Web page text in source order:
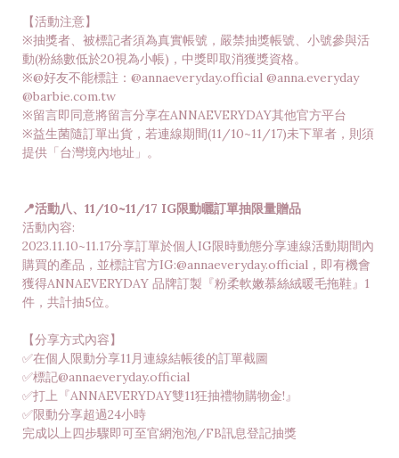
【活動注意】
※抽獎者、被標記者須為真實帳號，嚴禁抽獎帳號、小號參與活
動(粉絲數低於20視為小帳)，中獎即取消獲獎資格。
※@好友不能標註：@annaeveryday.official @anna.everyday
@barbie.com.tw
※留言即同意將留言分享在ANNAEVERYDAY其他官方平台
※益生菌隨訂單出貨，若連線期間(11/10~11/17)未下單者，則須
提供「台灣境內地址」。
📍活動八、11/10~11/17 IG限動曬訂單抽限量贈品
活動內容:
2023.11.10~11.17分享訂單於個人IG限時動態分享連線活動期間內
購買的產品，並標註官方IG:@annaeveryday.official，即有機會
獲得ANNAEVERYDAY 品牌訂製『粉柔軟嫩慕絲絨暖毛拖鞋』1
件，共計抽5位。
【分享方式內容】
✅在個人限動分享11月連線結帳後的訂單截圖
✅標記@annaeveryday.official
✅打上『ANNAEVERYDAY雙11狂抽禮物購物金!』
✅限動分享超過24小時
完成以上四步驟即可至官網泡泡/FB訊息登記抽獎